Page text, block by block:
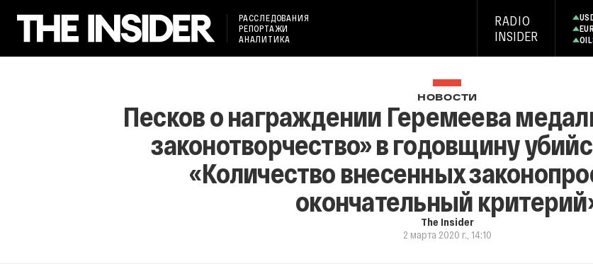
РАССЛЕДОВАНИЯ
РЕПОРТАЖИ
АНАЛИТИКА
RADIO
INSIDER
OIL
НОВОСТИ
Песков о награждении Геремеева
законотворчество» в годовщину
«Количество внесенных
окончательный
The Insider
2 марта 2020 г., 14:10